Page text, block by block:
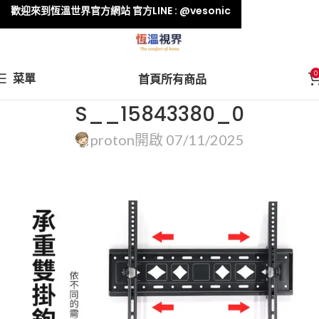
菜單 首頁所有商品 0
S__15843380_0
proton開啟 07/11/2025
歡迎來到恆溫世界官方網站 官方LINE : @vesonic